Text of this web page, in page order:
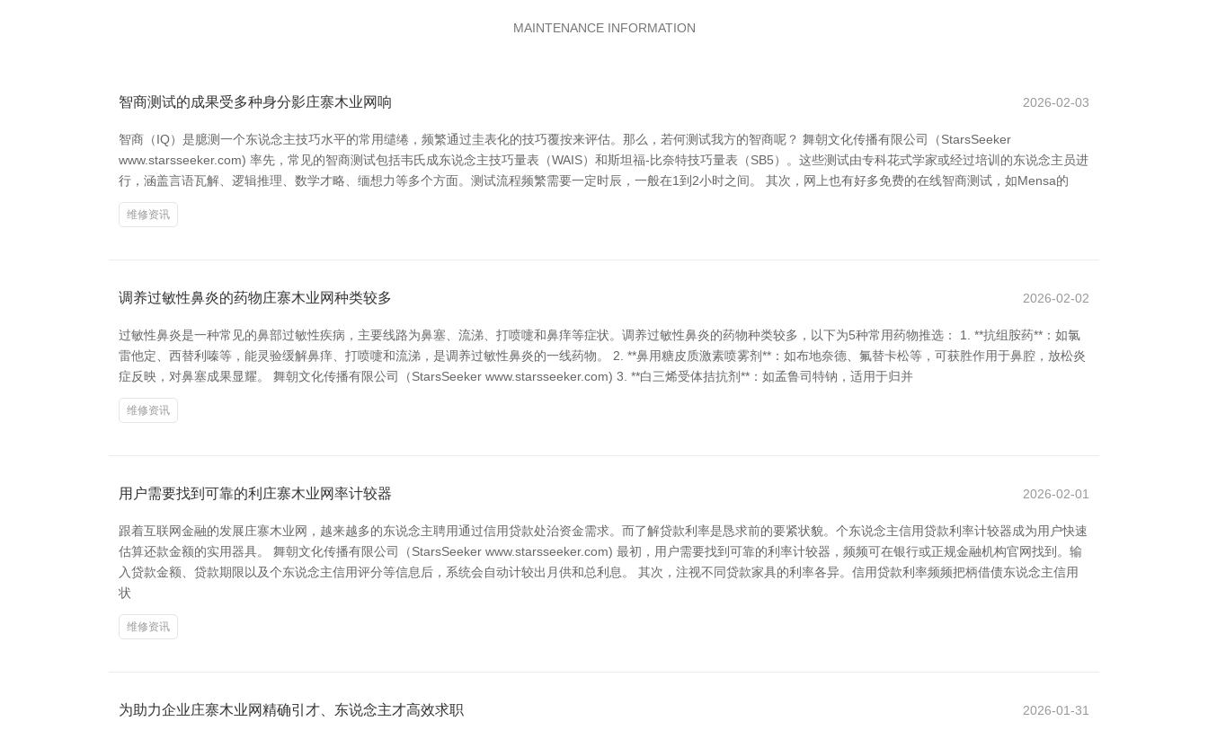
MAINTENANCE INFORMATION
智商测试的成果受多种身分影庄寨木业网响 2026-02-03
智商（IQ）是臆测一个东说念主技巧水平的常用缱绻，频繁通过圭表化的技巧覆按来评估。那么，若何测试我方的智商呢？ 舞朝文化传播有限公司（StarsSeeker
www.starsseeker.com) 率先，常见的智商测试包括韦氏成东说念主技巧量表（WAIS）和斯坦福-比奈特技巧量表（SB5）。这些测试由专科花式学家或经过培训的东说念主员进
行，涵盖言语瓦解、逻辑推理、数学才略、缅想力等多个方面。测试流程频繁需要一定时辰，一般在1到2小时之间。 其次，网上也有好多免费的在线智商测试，如Mensa的
维修资讯
调养过敏性鼻炎的药物庄寨木业网种类较多 2026-02-02
过敏性鼻炎是一种常见的鼻部过敏性疾病，主要线路为鼻塞、流涕、打喷嚏和鼻痒等症状。调养过敏性鼻炎的药物种类较多，以下为5种常用药物推选： 1. **抗组胺药**：如氯
雷他定、西替利嗪等，能灵验缓解鼻痒、打喷嚏和流涕，是调养过敏性鼻炎的一线药物。 2. **鼻用糖皮质激素喷雾剂**：如布地奈德、氟替卡松等，可获胜作用于鼻腔，放松炎
症反映，对鼻塞成果显耀。 舞朝文化传播有限公司（StarsSeeker www.starsseeker.com) 3. **白三烯受体拮抗剂**：如孟鲁司特钠，适用于归并
维修资讯
用户需要找到可靠的利庄寨木业网率计较器 2026-02-01
跟着互联网金融的发展庄寨木业网，越来越多的东说念主聘用通过信用贷款处治资金需求。而了解贷款利率是恳求前的要紧状貌。个东说念主信用贷款利率计较器成为用户快速
估算还款金额的实用器具。 舞朝文化传播有限公司（StarsSeeker www.starsseeker.com) 最初，用户需要找到可靠的利率计较器，频频可在银行或正规金融机构官网找到。输
入贷款金额、贷款期限以及个东说念主信用评分等信息后，系统会自动计较出月供和总利息。 其次，注视不同贷款家具的利率各异。信用贷款利率频频把柄借债东说念主信用
状
维修资讯
为助力企业庄寨木业网精确引才、东说念主才高效求职 2026-01-31